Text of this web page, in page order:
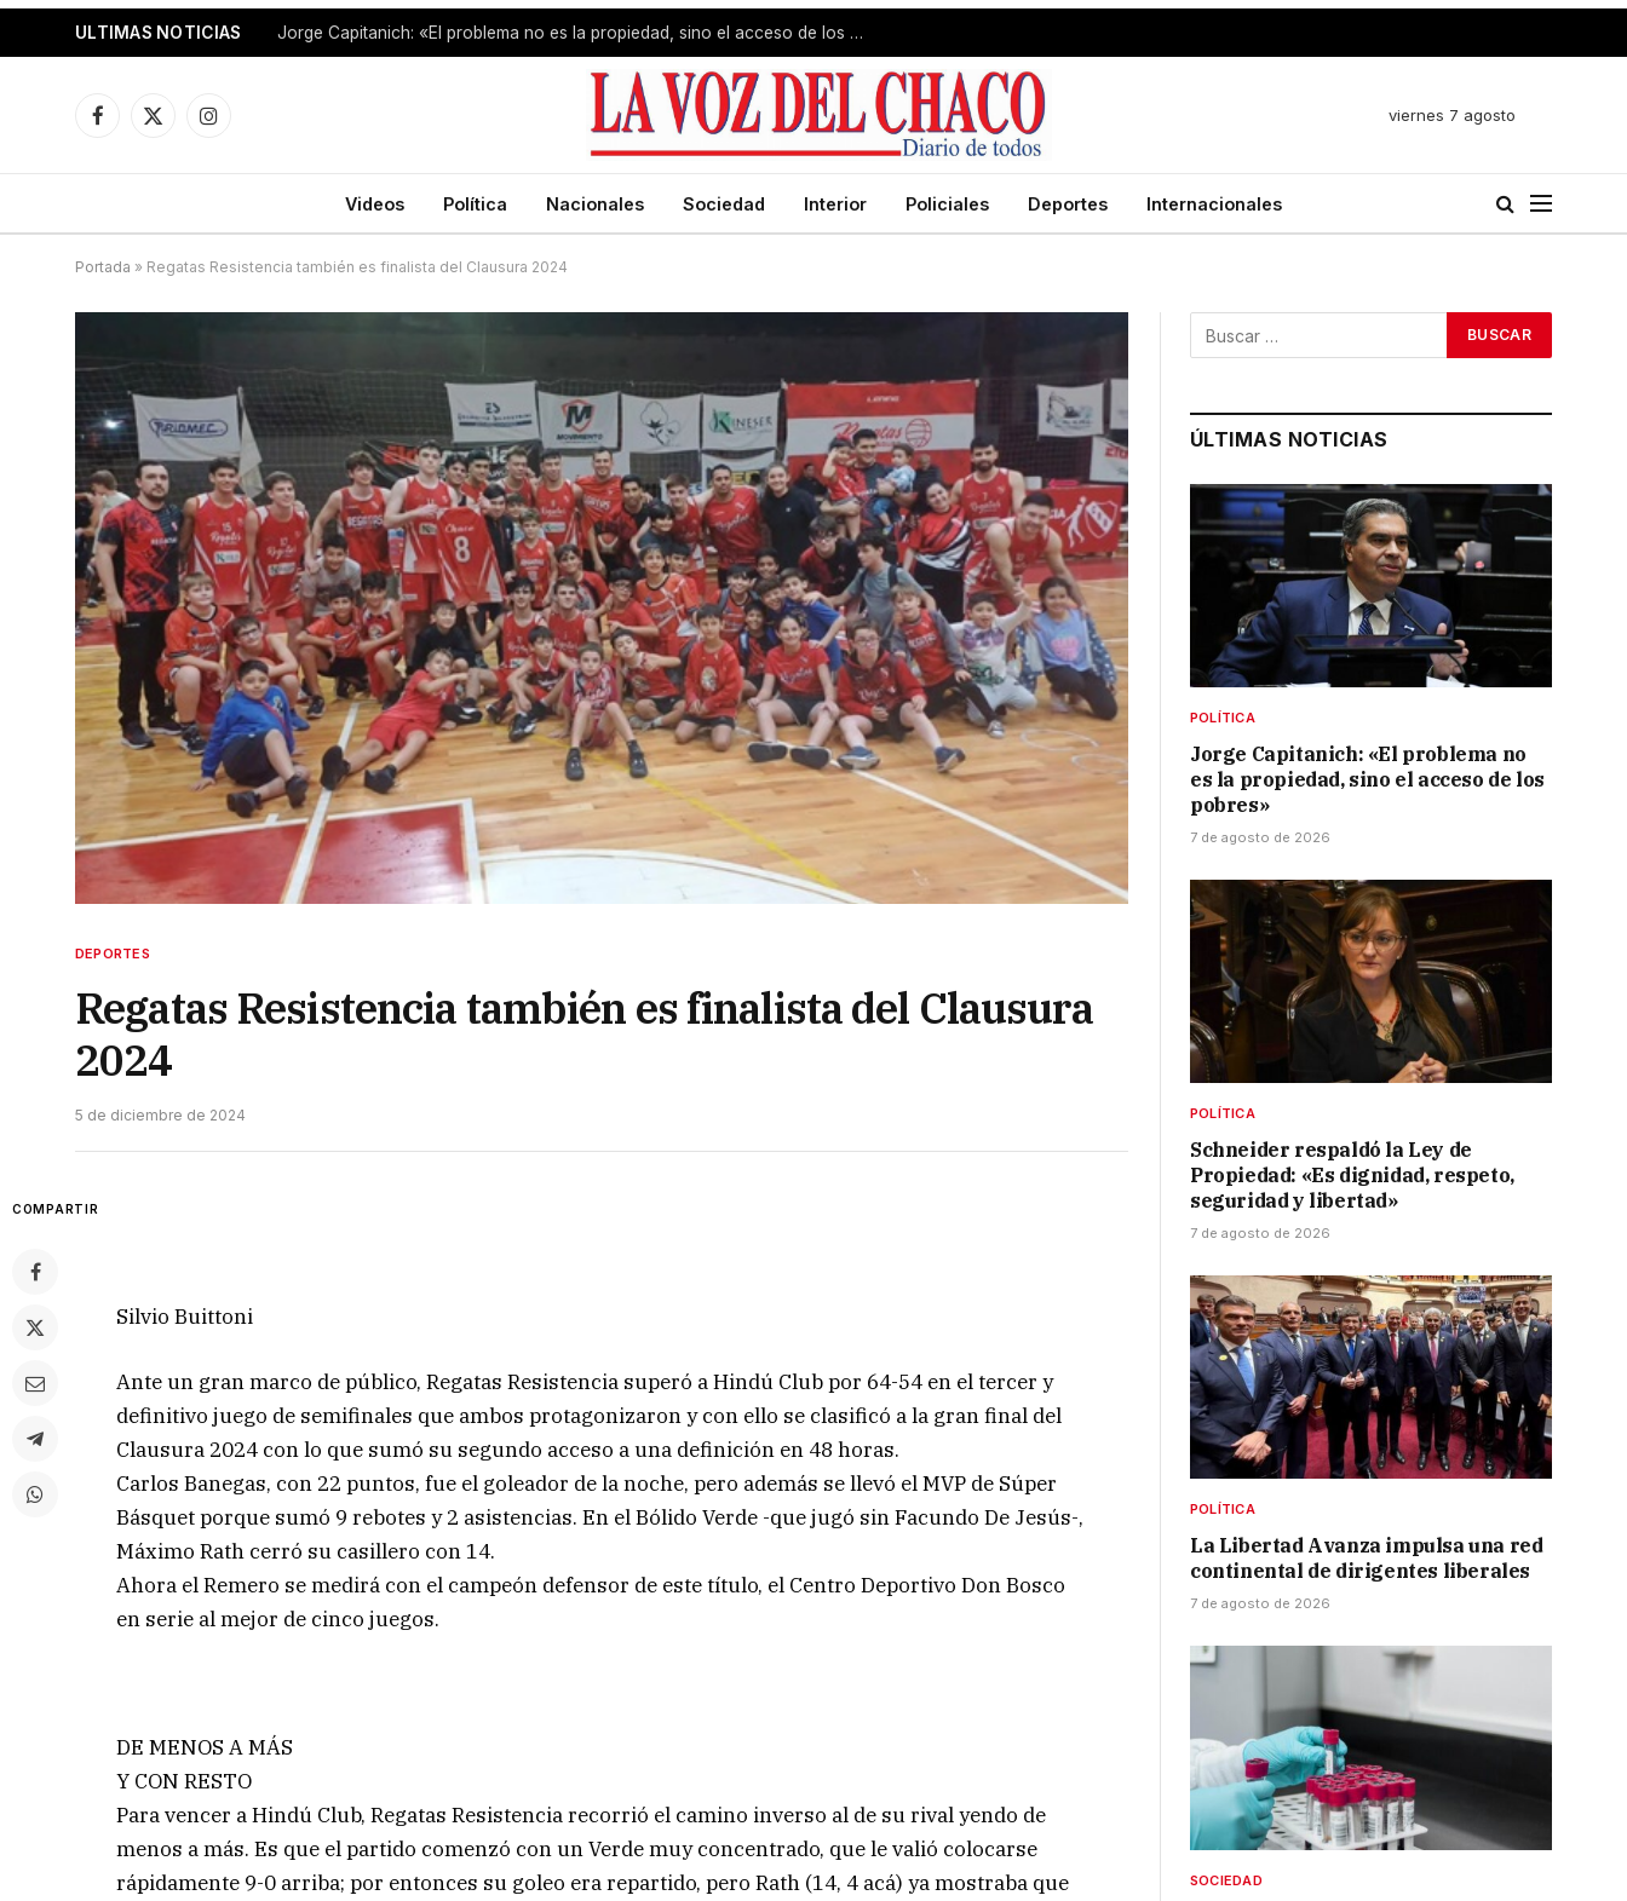
ULTIMAS NOTICIAS Jorge Capitanich: «El problema no es la propiedad, sino el acceso de los pobres»
Facebook
X
Instagram
viernes 7 agosto
Videos Política Nacionales Sociedad Interior Policiales Deportes Internacionales
Portada » Regatas Resistencia también es finalista del Clausura 2024
DEPORTES
Regatas Resistencia también es finalista del Clausura
2024
5 de diciembre de 2024
COMPARTIR
Silvio Buittoni
Ante un gran marco de público, Regatas Resistencia superó a Hindú Club por 64-54 en el tercer y
definitivo juego de semifinales que ambos protagonizaron y con ello se clasificó a la gran final del
Clausura 2024 con lo que sumó su segundo acceso a una definición en 48 horas.
Carlos Banegas, con 22 puntos, fue el goleador de la noche, pero además se llevó el MVP de Súper
Básquet porque sumó 9 rebotes y 2 asistencias. En el Bólido Verde -que jugó sin Facundo De Jesús-,
Máximo Rath cerró su casillero con 14.
Ahora el Remero se medirá con el campeón defensor de este título, el Centro Deportivo Don Bosco
en serie al mejor de cinco juegos.
DE MENOS A MÁS
Y CON RESTO
Para vencer a Hindú Club, Regatas Resistencia recorrió el camino inverso al de su rival yendo de
menos a más. Es que el partido comenzó con un Verde muy concentrado, que le valió colocarse
rápidamente 9-0 arriba; por entonces su goleo era repartido, pero Rath (14, 4 acá) ya mostraba que
ÚLTIMAS NOTICIAS
POLÍTICA
Jorge Capitanich: «El problema no
es la propiedad, sino el acceso de los
pobres»
7 de agosto de 2026
POLÍTICA
Schneider respaldó la Ley de
Propiedad: «Es dignidad, respeto,
seguridad y libertad»
7 de agosto de 2026
POLÍTICA
La Libertad Avanza impulsa una red
continental de dirigentes liberales
7 de agosto de 2026
SOCIEDAD